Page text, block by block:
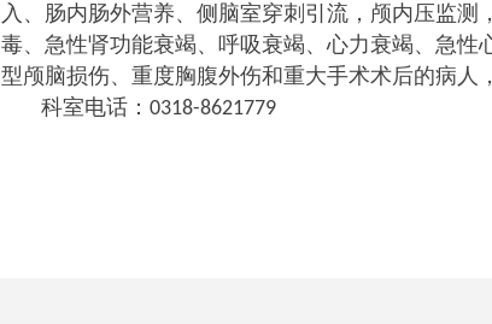
入、肠内肠外营养、侧脑室穿刺引流，颅内压监
毒、急性肾功能衰竭、呼吸衰竭、心力衰竭、急
型颅脑损伤、重度胸腹外伤和重大手术术后的病人
科室电话： 0318-8621779